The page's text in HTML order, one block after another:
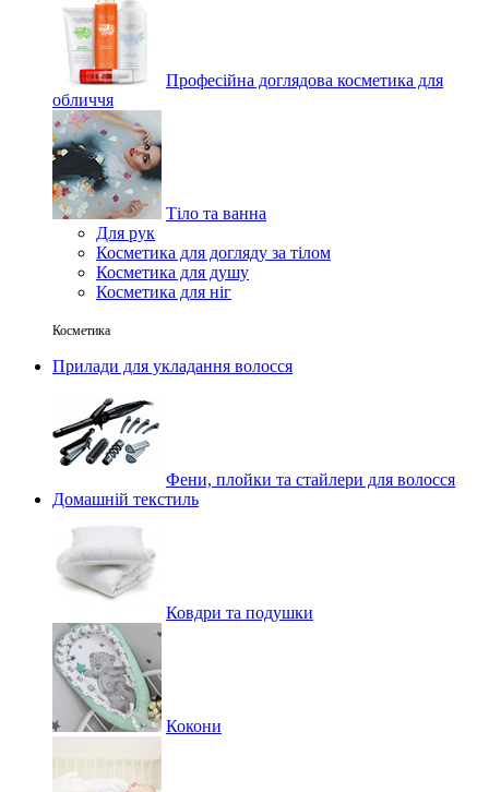
Професійна доглядова косметика для
обличчя
Тіло та ванна
Для рук
Косметика для догляду за тілом
Косметика для душу
Косметика для ніг
Косметика
Прилади для укладання волосся
Фени, плойки та стайлери для волосся
Домашній текстиль
Ковдри та подушки
Кокони